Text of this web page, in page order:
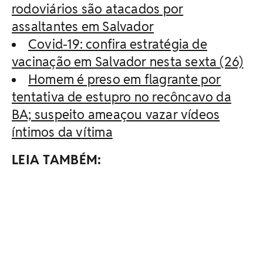
rodoviários são atacados por
assaltantes em Salvador
Covid-19: confira estratégia de
vacinação em Salvador nesta sexta (26)
Homem é preso em flagrante por
tentativa de estupro no recôncavo da
BA; suspeito ameaçou vazar vídeos
íntimos da vítima
LEIA TAMBÉM: